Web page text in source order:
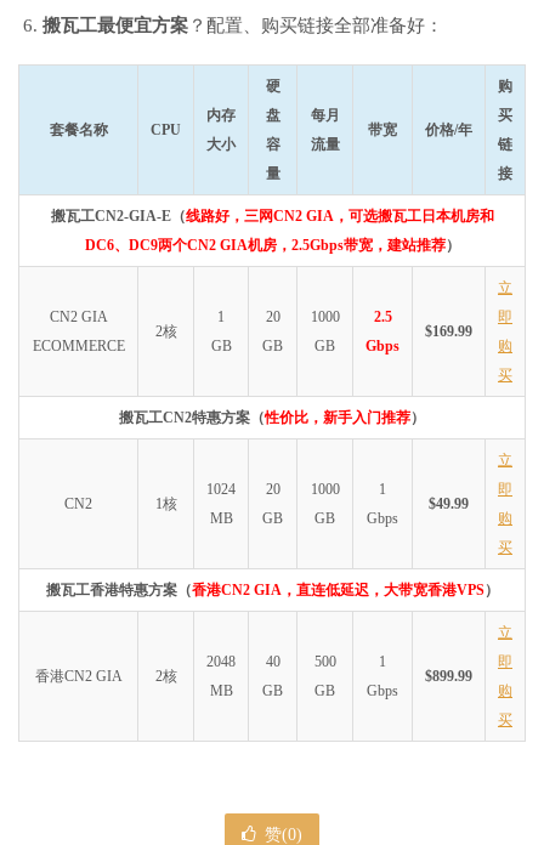
搬瓦工最便宜方案 ？配置、购买链接全部准备好：
套餐名称 CPU
内存
大小
硬
盘
容
量
每月
流量
带宽 价格/年
购
买
链
接
搬瓦工CN2-GIA-E（线路好，三网CN2 GIA，可选搬瓦工日本机房和
DC6、DC9两个CN2 GIA机房，2.5Gbps带宽，建站推荐）
CN2 GIA
ECOMMERCE
2核
1
GB
20
GB
1000
GB
2.5
Gbps
$169.99
立
即
购
买
搬瓦工CN2特惠方案（性价比，新手入门推荐）
CN2 1核
1024
MB
20
GB
1000
GB
1
Gbps
$49.99
立
即
购
买
搬瓦工香港特惠方案（香港CN2 GIA，直连低延迟，大带宽香港VPS）
香港CN2 GIA 2核
2048
MB
40
GB
500
GB
1
Gbps
$899.99
立
即
购
买
赞(0)